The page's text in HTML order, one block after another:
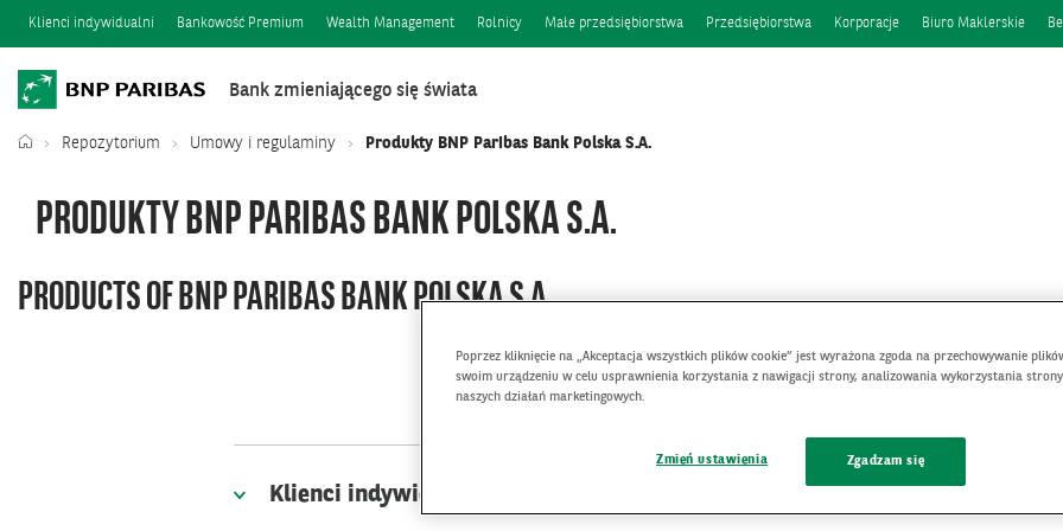
Klienci indywidualni Bankowość Premium Wealth Management Rolnicy Małe przedsiębiorstwa Przedsiębiorstwa Korporacje Biuro Maklerskie
Bank zmieniającego się świata
Repozytorium Umowy i regulaminy Produkty BNP Paribas Bank Polska S.A.
PRODUKTY BNP PARIBAS BANK POLSKA S.A.
PRODUCTS OF BNP PARIBAS BANK POLSKA S.A.
Klienci indywidualni / Individual customers
Poprzez kliknięcie na „Akceptacja wszystkich plików cookie” jest wyrażona zgoda na przechowywanie
swoim urządzeniu w celu usprawnienia korzystania z nawigacji strony, analizowania wykorzystania
naszych działań marketingowych.
Zmień ustawienia Zgadzam się